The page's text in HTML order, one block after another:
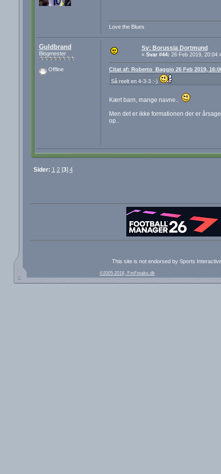
Love the Blues
Guldbrand
Blogmester
Offline
Sv: Borussia Dortmund
« Svar #44: 26 Feb 2019, 20:04
Citat af: Roberto_Baggio 26 Feb 2019,
Så reelt en 4-3-3 :-)
Kært barn, mange navne..
Men det er ikke formationen der er
op..
Sider: 1 2 [3] 4
This site is not endorsed by Sports
©2005-2018, FmFreaks.dk